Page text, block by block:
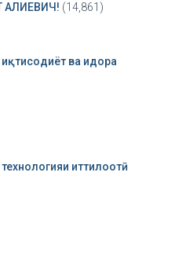
АЛИЕВИЧ! (14,861)
ва идора
иттилоотӣ